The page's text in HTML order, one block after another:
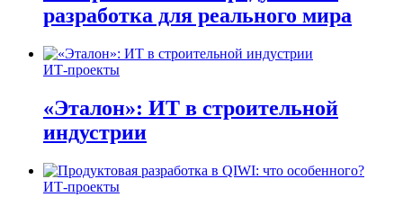
разработка для реального мира
ИТ-проекты
«Эталон»: ИТ в строительной
индустрии
ИТ-проекты